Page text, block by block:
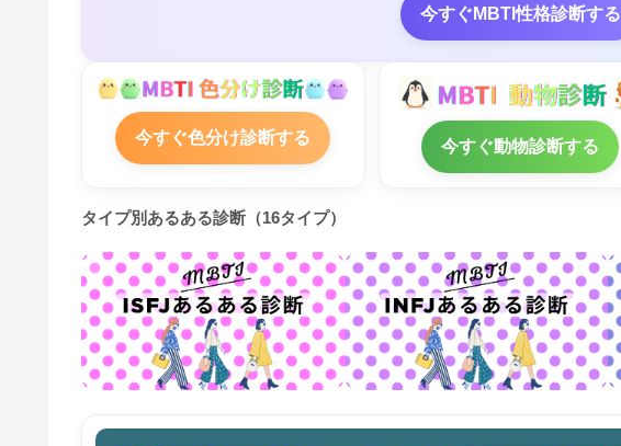
今すぐMBTI性格診断する
今すぐ色分け診断する 今すぐ動物診断する
タイプ別あるある診断（16タイプ）